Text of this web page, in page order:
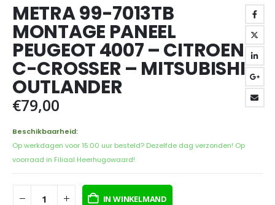
METRA 99-7013TB
MONTAGE PANEEL
PEUGEOT 4007 – CITROEN
C-CROSSER – MITSUBISHI
OUTLANDER
€79,00
Beschikbaarheid:
Op werkdagen voor 15:00 uur besteld? Dezelfde dag verzonden! Op
voorraad in Filiaal Heerhugowaard!
IN WINKELMAND